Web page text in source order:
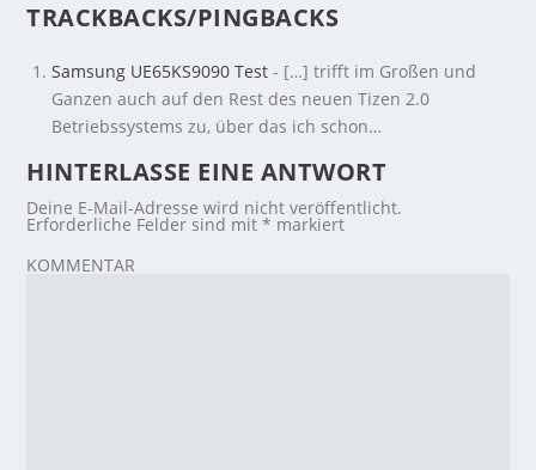
TRACKBACKS/PINGBACKS
Samsung UE65KS9090 Test - […] trifft im Großen und
Ganzen auch auf den Rest des neuen Tizen 2.0
Betriebssystems zu, über das ich schon…
HINTERLASSE EINE ANTWORT
Deine E-Mail-Adresse wird nicht veröffentlicht.
Erforderliche Felder sind mit* markiert
KOMMENTAR